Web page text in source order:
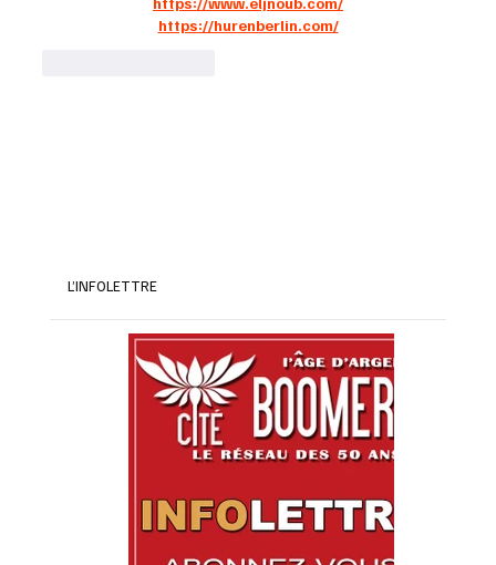
https://hurenberlin.com/
L’INFOLETTRE